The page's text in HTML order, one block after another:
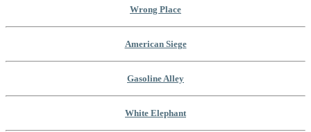
Wrong Place
American Siege
Gasoline Alley
White Elephant